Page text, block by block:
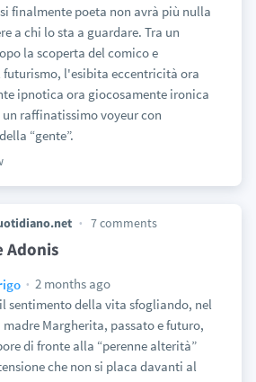
finalmente poeta non avrà più nulla
a chi lo sta a guardare. Tra un
la scoperta del comico e
futurismo, l'esibita eccentricità ora
ipnotica ora giocosamente ironica
raffinatissimo voyeur con
“gente”.
7 comments
Adonis
2 months ago
sentimento della vita sfogliando, nel
Margherita, passato e futuro,
di fronte alla “perenne alterità”
che non si placa davanti al